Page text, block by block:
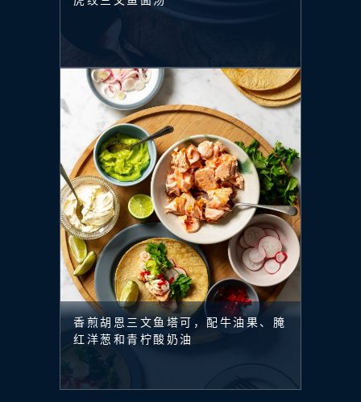
香煎胡恩三文鱼塔可，配牛油果、腌
红洋葱和青柠酸奶油